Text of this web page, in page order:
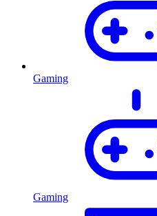
Gaming
Gaming